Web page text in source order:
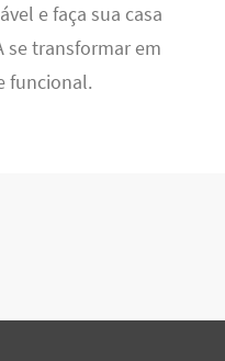
e faça sua casa
se transformar em
funcional.